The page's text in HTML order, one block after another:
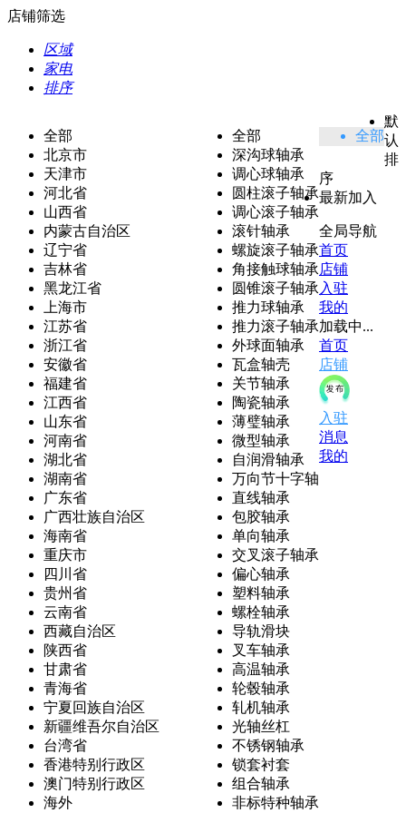
店铺筛选
区域
家电
排序
全部
北京市
天津市
河北省
山西省
内蒙古自治区
辽宁省
吉林省
黑龙江省
上海市
江苏省
浙江省
安徽省
福建省
江西省
山东省
河南省
湖北省
湖南省
广东省
广西壮族自治区
海南省
重庆市
四川省
贵州省
云南省
西藏自治区
陕西省
甘肃省
青海省
宁夏回族自治区
新疆维吾尔自治区
台湾省
香港特别行政区
澳门特别行政区
海外
全部
深沟球轴承
调心球轴承
圆柱滚子轴承
调心滚子轴承
滚针轴承
螺旋滚子轴承
角接触球轴承
圆锥滚子轴承
推力球轴承
推力滚子轴承
外球面轴承
瓦盒轴壳
关节轴承
陶瓷轴承
薄璧轴承
微型轴承
自润滑轴承
万向节十字轴
直线轴承
包胶轴承
单向轴承
交叉滚子轴承
偏心轴承
塑料轴承
螺栓轴承
导轨滑块
叉车轴承
高温轴承
轮毂轴承
轧机轴承
光轴丝杠
不锈钢轴承
锁套衬套
组合轴承
非标特种轴承
全部
默
认
排
序
最新加入
全局导航
首页
店铺
入驻
我的
加载中...
首页
店铺
入驻
消息
我的